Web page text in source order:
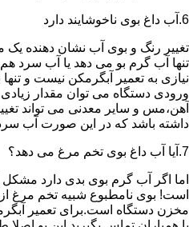
6.آب داغ بوی ناخوشایند دارد
تغییر رنگ و بوی آب نشان دهنده
تنها آب گرم بو می دهد یا آب سرد
نیازی به تعمیر آبگرمکن نیست و
ورودی دستگاه می توان مقدار
آهن،مس و سایر معدنی می تواند
داشته باشد که در این صورت آب
7.آیا آب داغ بوی تخم مرغ می دهد؟
اما اگر آب گرم بوی بدی دارد
است! بوی نامطبوع شبیه تخم مرغ
مخزن دستگاه است.برای تعمیر